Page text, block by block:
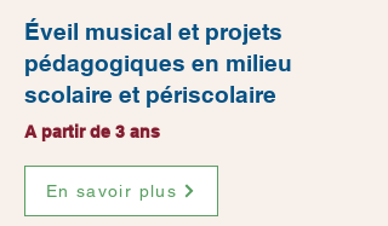
Éveil musical et projets
pédagogiques en milieu
scolaire et périscolaire
A partir de 3 ans
En savoir plus